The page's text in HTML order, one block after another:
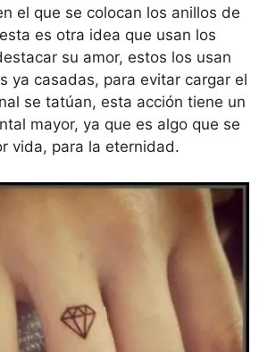
el que se colocan los anillos de
es otra idea que usan los
su amor, estos los usan
ya casadas, para evitar cargar el
se tatúan, esta acción tiene un
mayor, ya que es algo que se
vida, para la eternidad.